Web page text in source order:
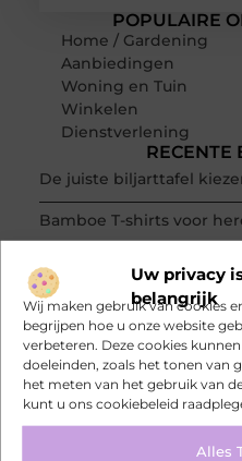
Uw privacy
belangrijk
Wij maken gebruik van cookies
begrijpen hoe u onze website
verbeteren. Deze cookies
doeleinden, zoals het tonen van
het meten van het gebruik van
kunt u ons cookiebeleid
Alles
POPULAIRE
Home / Gardening
Aanbiedingen
Woning en Tuin
Winkelen
Dienstverlening
RECENTE
De juiste biljarttafel
Bamboe T-shirts voor
De kracht van visuele
Slimme energieopslag
Creëer een